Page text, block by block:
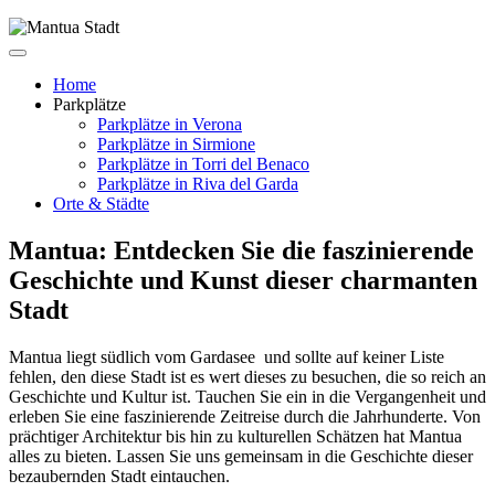
Home
Parkplätze
Parkplätze in Verona
Parkplätze in Sirmione
Parkplätze in Torri del Benaco
Parkplätze in Riva del Garda
Orte & Städte
Mantua: Entdecken Sie die faszinierende
Geschichte und Kunst dieser charmanten
Stadt
Mantua liegt südlich vom Gardasee und sollte auf keiner Liste
fehlen, den diese Stadt ist es wert dieses zu besuchen, die so reich an
Geschichte und Kultur ist. Tauchen Sie ein in die Vergangenheit und
erleben Sie eine faszinierende Zeitreise durch die Jahrhunderte. Von
prächtiger Architektur bis hin zu kulturellen Schätzen hat Mantua
alles zu bieten. Lassen Sie uns gemeinsam in die Geschichte dieser
bezaubernden Stadt eintauchen.